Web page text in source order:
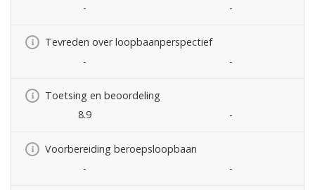
-
-
Tevreden over loopbaanperspectief
-
-
Toetsing en beoordeling
8.9
-
Voorbereiding beroepsloopbaan
-
-